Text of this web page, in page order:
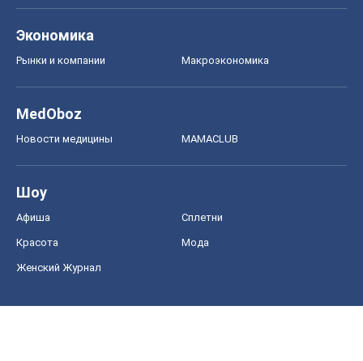
Экономика
Рынки и компании Mакроэкономика
MedOboz
Новости медицины MAMACLUB
Шоу
Афиша Сплетни
Красота Мода
Женский Журнал